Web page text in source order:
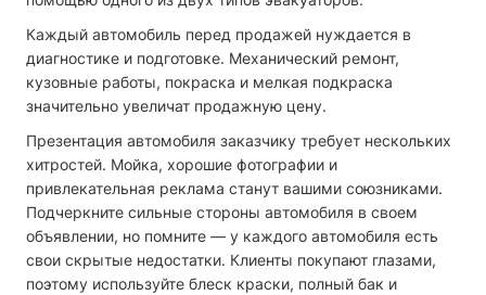
Каждый автомобиль перед продажей нуждается в
диагностике и подготовке. Механический ремонт,
кузовные работы, покраска и мелкая подкраска
значительно увеличат продажную цену.
Презентация автомобиля заказчику требует нескольких
хитростей. Мойка, хорошие фотографии и
привлекательная реклама станут вашими союзниками.
Подчеркните сильные стороны автомобиля в своем
объявлении, но помните — у каждого автомобиля есть
свои скрытые недостатки. Клиенты покупают глазами,
поэтому используйте блеск краски, полный бак и